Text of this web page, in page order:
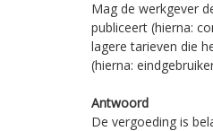
Mag de werkgever
publiceert (hierna:
lagere tarieven die
(hierna:
Antwoord
De vergoeding is